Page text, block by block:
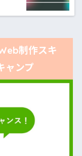
制作スキ
ャンプ